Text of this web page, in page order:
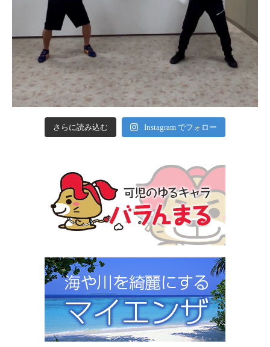
さらに読み込む Instagram でフォロー